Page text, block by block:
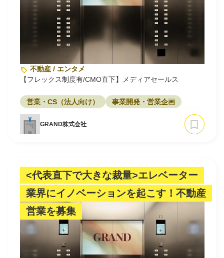
不動産 / エンタメ
【フレックス制度有/CMO直下】メディアセールス
営業・CS（法人向け） 事業開発・営業企画
GRAND株式会社
<代表直下で大きな裁量>エレベーター
業界にイノベーションを起こす！不動産
営業を募集